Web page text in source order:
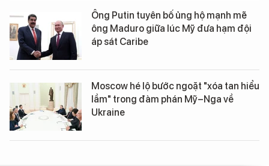
Ông Putin tuyên bố ủng hộ mạnh mẽ
ông Maduro giữa lúc Mỹ đưa hạm đội
áp sát Caribe
Moscow hé lộ bước ngoặt "xóa tan hiểu
lầm" trong đàm phán Mỹ–Nga về
Ukraine